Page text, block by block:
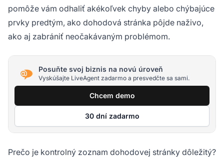
pomôže vám odhaliť akékoľvek chyby alebo chýbajúce
prvky predtým, ako dohodová stránka pôjde naživo,
ako aj zabrániť neočakávaným problémom.
Posuňte svoj biznis na novú úroveň
Vyskúšajte LiveAgent zadarmo a presvedčte sa sami.
Chcem demo
30 dní zadarmo
Prečo je kontrolný zoznam dohodovej stránky dôležitý?